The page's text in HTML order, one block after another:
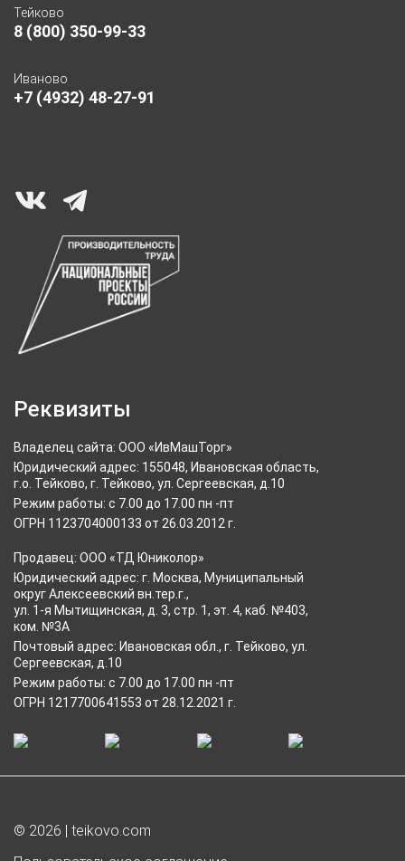
Тейково
8 (800) 350-99-33
Иваново
+7 (4932) 48-27-91
Реквизиты
Владелец сайта: ООО «ИвМашТорг»
Юридический адрес: 155048, Ивановская область,
г.о. Тейково, г. Тейково, ул. Сергеевская, д.10
Режим работы: с 7.00 до 17.00 пн -пт
ОГРН 1123704000133 от 26.03.2012 г.
Продавец: ООО «ТД Юниколор»
Юридический адрес: г. Москва, Муниципальный
округ Алексеевский вн.тер.г.,
ул. 1-я Мытищинская, д. 3, стр. 1, эт. 4, каб. №403,
ком. №3А
Почтовый адрес: Ивановская обл., г. Тейково, ул.
Сергеевская, д.10
Режим работы: с 7.00 до 17.00 пн -пт
ОГРН 1217700641553 от 28.12.2021 г.
© 2026 | teikovo.com